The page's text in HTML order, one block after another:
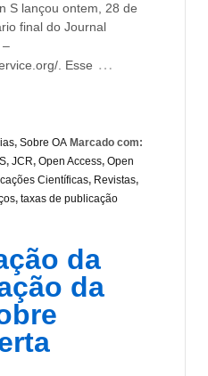
S lançou ontem, 28 de
final do Journal
–
. Esse …
, Sobre OA Marcado com:
, JCR, Open Access, Open
Científicas, Revistas,
, taxas de publicação
da
da